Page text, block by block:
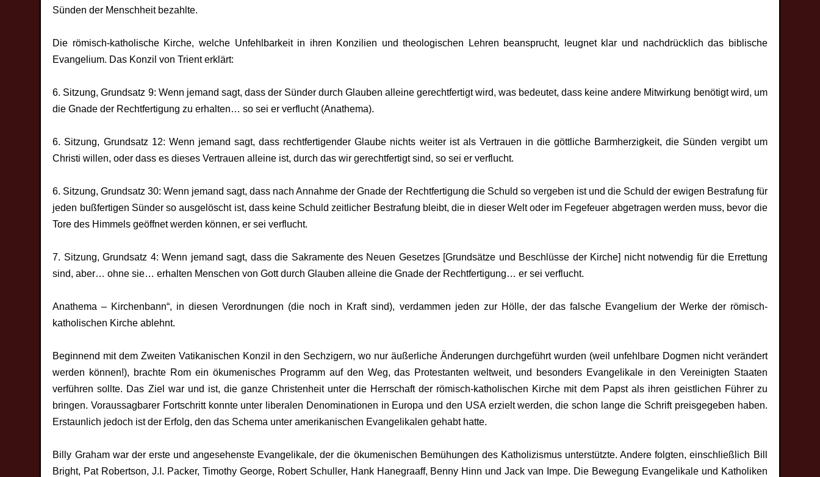
Sünden der Menschheit bezahlte.
Die römisch-katholische Kirche, welche Unfehlbarkeit in ihren Konzilien und theologischen Lehren beansprucht, leugnet klar und nachdrücklich das biblische
Evangelium. Das Konzil von Trient erklärt:
6. Sitzung, Grundsatz 9: Wenn jemand sagt, dass der Sünder durch Glauben alleine gerechtfertigt wird, was bedeutet, dass keine andere Mitwirkung benötigt wird, um
die Gnade der Rechtfertigung zu erhalten… so sei er verflucht (Anathema).
6. Sitzung, Grundsatz 12: Wenn jemand sagt, dass rechtfertigender Glaube nichts weiter ist als Vertrauen in die göttliche Barmherzigkeit, die Sünden vergibt um
Christi willen, oder dass es dieses Vertrauen alleine ist, durch das wir gerechtfertigt sind, so sei er verflucht.
6. Sitzung, Grundsatz 30: Wenn jemand sagt, dass nach Annahme der Gnade der Rechtfertigung die Schuld so vergeben ist und die Schuld der ewigen Bestrafung für
jeden bußfertigen Sünder so ausgelöscht ist, dass keine Schuld zeitlicher Bestrafung bleibt, die in dieser Welt oder im Fegefeuer abgetragen werden muss, bevor die
Tore des Himmels geöffnet werden können, er sei verflucht.
7. Sitzung, Grundsatz 4: Wenn jemand sagt, dass die Sakramente des Neuen Gesetzes [Grundsätze und Beschlüsse der Kirche] nicht notwendig für die Errettung
sind, aber… ohne sie… erhalten Menschen von Gott durch Glauben alleine die Gnade der Rechtfertigung… er sei verflucht.
Anathema – Kirchenbann“, in diesen Verordnungen (die noch in Kraft sind), verdammen jeden zur Hölle, der das falsche Evangelium der Werke der römisch-
katholischen Kirche ablehnt.
Beginnend mit dem Zweiten Vatikanischen Konzil in den Sechzigern, wo nur äußerliche Änderungen durchgeführt wurden (weil unfehlbare Dogmen nicht verändert
werden können!), brachte Rom ein ökumenisches Programm auf den Weg, das Protestanten weltweit, und besonders Evangelikale in den Vereinigten Staaten
verführen sollte. Das Ziel war und ist, die ganze Christenheit unter die Herrschaft der römisch-katholischen Kirche mit dem Papst als ihren geistlichen Führer zu
bringen. Voraussagbarer Fortschritt konnte unter liberalen Denominationen in Europa und den USA erzielt werden, die schon lange die Schrift preisgegeben haben.
Erstaunlich jedoch ist der Erfolg, den das Schema unter amerikanischen Evangelikalen gehabt hatte.
Billy Graham war der erste und angesehenste Evangelikale, der die ökumenischen Bemühungen des Katholizismus unterstützte. Andere folgten, einschließlich Bill
Bright, Pat Robertson, J.I. Packer, Timothy George, Robert Schuller, Hank Hanegraaff, Benny Hinn und Jack van Impe. Die Bewegung Evangelikale und Katholiken